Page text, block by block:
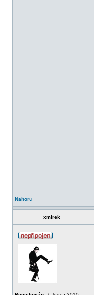
Nahoru
xmirek